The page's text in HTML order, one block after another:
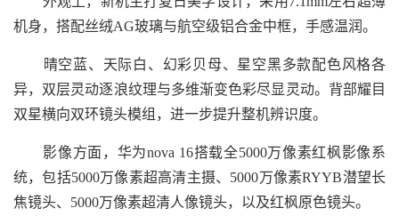
机身，搭配丝绒AG玻璃与航空级铝合金中框，手感温润。
晴空蓝、天际白、幻彩贝母、星空黑多款配色风格各
异，双层灵动逐浪纹理与多维渐变色彩尽显灵动。背部耀目
双星横向双环镜头模组，进一步提升整机辨识度。
影像方面，华为nova 16搭载全5000万像素红枫影像系
统，包括5000万像素超高清主摄、5000万像素RYYB潜望长
焦镜头、5000万像素超清人像镜头，以及红枫原色镜头。